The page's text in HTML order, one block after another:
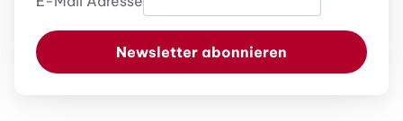
Newsletter abonnieren